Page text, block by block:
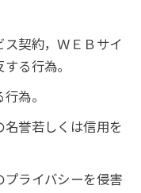
契約，ＷＥＢサイ
る行為。
為。
名誉若しくは信用を
プライバシーを侵害